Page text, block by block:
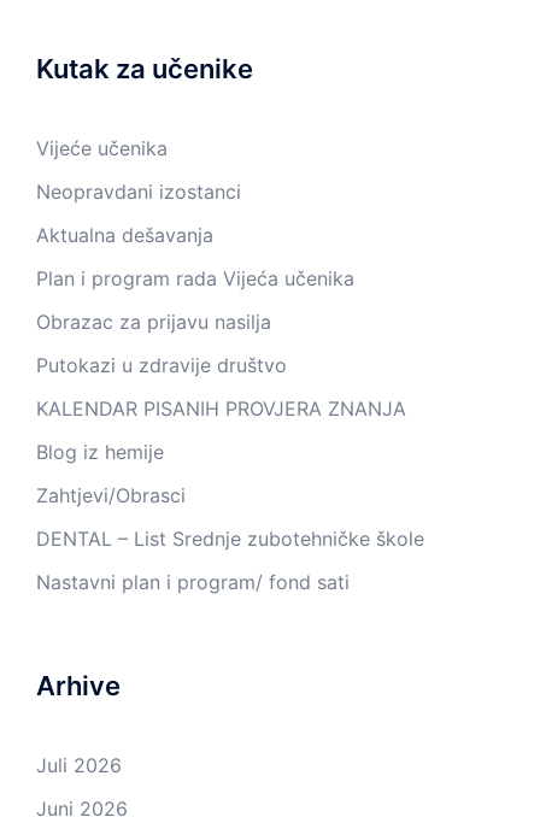
Kutak za učenike
Vijeće učenika
Neopravdani izostanci
Aktualna dešavanja
Plan i program rada Vijeća učenika
Obrazac za prijavu nasilja
Putokazi u zdravije društvo
KALENDAR PISANIH PROVJERA ZNANJA
Blog iz hemije
Zahtjevi/Obrasci
DENTAL – List Srednje zubotehničke škole
Nastavni plan i program/ fond sati
Arhive
Juli 2026
Juni 2026